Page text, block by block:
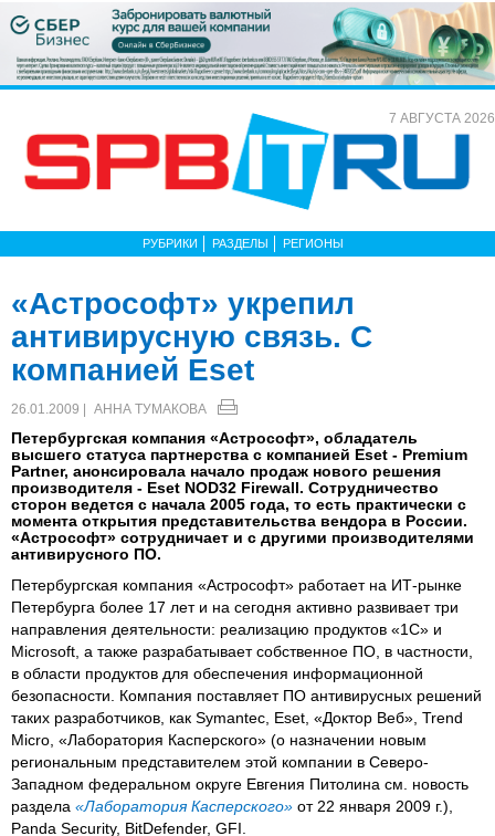
7 АВГУСТА 2026
РУБРИКИ РАЗДЕЛЫ РЕГИОНЫ
«Астрософт» укрепил
антивирусную связь. С
компанией Eset
26.01.2009 | АННА ТУМАКОВА
Петербургская компания «Астрософт», обладатель
высшего статуса партнерства с компанией Eset - Premium
Partner, анонсировала начало продаж нового решения
производителя - Eset NOD32 Firewall. Сотрудничество
сторон ведется с начала 2005 года, то есть практически с
момента открытия представительства вендора в России.
«Астрософт» сотрудничает и с другими производителями
антивирусного ПО.
Петербургская компания «Астрософт» работает на ИТ-рынке
Петербурга более 17 лет и на сегодня активно развивает три
направления деятельности: реализацию продуктов «1С» и
Microsoft, а также разрабатывает собственное ПО, в частности,
в области продуктов для обеспечения информационной
безопасности. Компания поставляет ПО антивирусных решений
таких разработчиков, как Symantec, Eset, «Доктор Веб», Trend
Micro, «Лаборатория Касперского» (о назначении новым
региональным представителем этой компании в Северо-
Западном федеральном округе Евгения Питолина см. новость
раздела «Лаборатория Касперского» от 22 января 2009 г.),
Panda Security, BitDefender, GFI.